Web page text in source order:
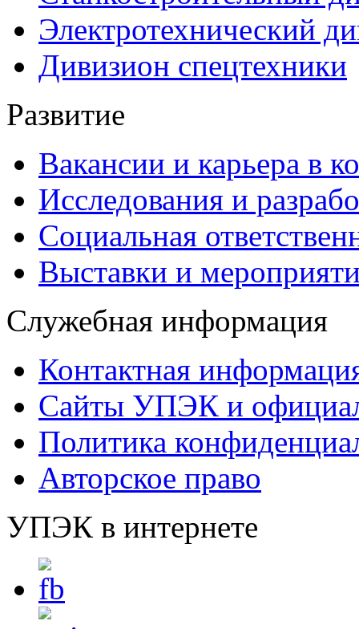
Электротехнический
Дивизион спецтехники
Развитие
Вакансии и карьера в
Исследования и
Социальная
Выставки и
Служебная информация
Контактная
Сайты УПЭК и
Политика
Авторское право
УПЭК в интернете